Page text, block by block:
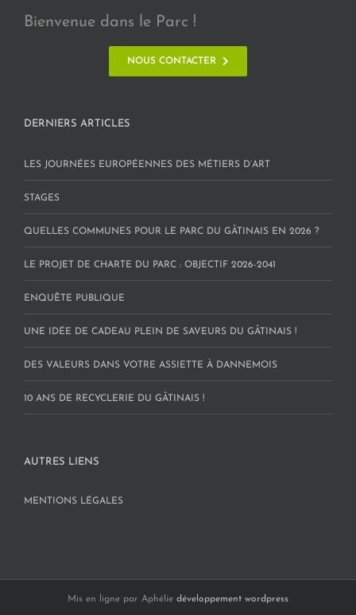
Bienvenue dans le Parc !
NOUS CONTACTER
DERNIERS ARTICLES
LES JOURNÉES EUROPÉENNES DES MÉTIERS D’ART
STAGES
QUELLES COMMUNES POUR LE PARC DU GÂTINAIS EN 2026 ?
LE PROJET DE CHARTE DU PARC : OBJECTIF 2026-2041
ENQUÊTE PUBLIQUE
UNE IDÉE DE CADEAU PLEIN DE SAVEURS DU GÂTINAIS !
DES VALEURS DANS VOTRE ASSIETTE À DANNEMOIS
10 ANS DE RECYCLERIE DU GÂTINAIS !
AUTRES LIENS
MENTIONS LÉGALES
Mis en ligne par Aphélie développement wordpress